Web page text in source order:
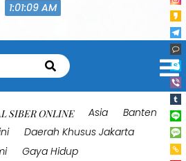
1:01:12 AM
Search
SIBER ONLINE Asia
Banten
Daerah Khusus Jakarta
Gaya Hidup